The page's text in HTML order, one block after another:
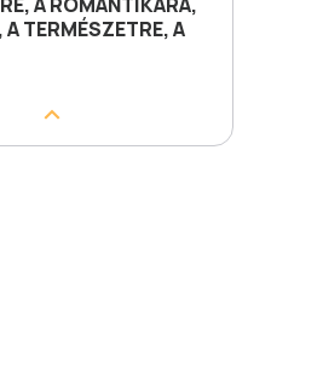
A TERMÉSZETRE, A